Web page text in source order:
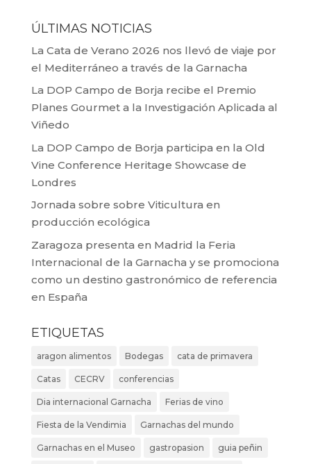
ÚLTIMAS NOTICIAS
La Cata de Verano 2026 nos llevó de viaje por
el Mediterráneo a través de la Garnacha
La DOP Campo de Borja recibe el Premio
Planes Gourmet a la Investigación Aplicada al
Viñedo
La DOP Campo de Borja participa en la Old
Vine Conference Heritage Showcase de
Londres
Jornada sobre sobre Viticultura en
producción ecológica
Zaragoza presenta en Madrid la Feria
Internacional de la Garnacha y se promociona
como un destino gastronómico de referencia
en España
ETIQUETAS
aragon alimentos Bodegas cata de primavera
Catas CECRV conferencias
Dia internacional Garnacha Ferias de vino
Fiesta de la Vendimia Garnachas del mundo
Garnachas en el Museo gastropasion guia peñin